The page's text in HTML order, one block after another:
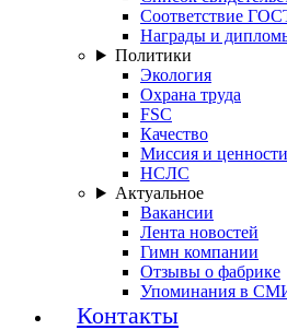
Соответствие
Награды и
Политики
Экология
Охрана труда
FSC
Качество
Миссия и ценности
НСЛС
Актуальное
Вакансии
Лента новостей
Гимн компании
Отзывы о фабрике
Упоминания в
Контакты